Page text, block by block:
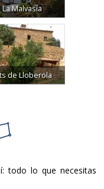
La Malvasía
de Lloberola
todo lo que necesitas